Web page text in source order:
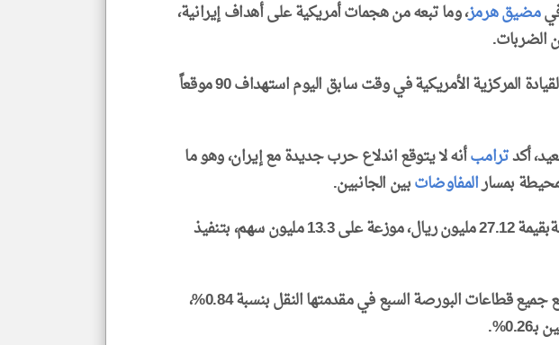
مضيق هرمز، وما تبعه من هجمات أمريكية على أهداف إيرانية،
الضربات.
وفي هذا السياق، أعلنت القيادة المركزية الأمريكية في وقت سابق اليوم استهداف 90 موقعاً
أكدترامبأنه لا يتوقع اندلاع حرب جديدة مع إيران، وهو ما
بمسارالمفاوضاتبين الجانبين.
سيولةبقيمة 27.12 مليون ريال، موزعة على 13.3 مليون سهم، بتنفيذ
وأثر على التعاملات تراجع جميع قطاعات البورصة السبع في مقدمتها النقل بنسبة 0.84%،